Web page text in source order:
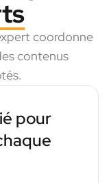
coordonne
contenus
pour